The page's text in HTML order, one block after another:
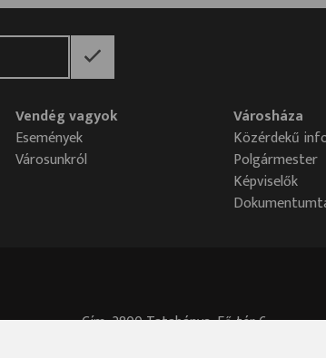
Vendég vagyok
Események
Városunkról
Városháza
Közérdekű
Polgármester
Képviselők
Cím: 2800 Tatabánya, Fő tér 6.